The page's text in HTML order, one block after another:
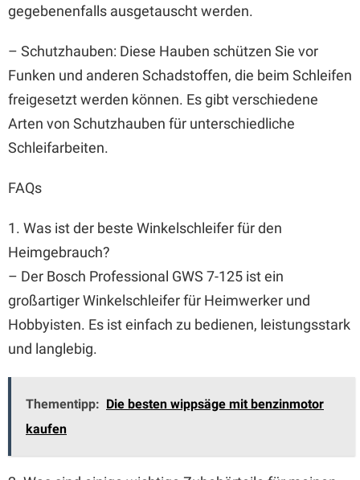
gegebenenfalls ausgetauscht werden.
– Schutzhauben: Diese Hauben schützen Sie vor
Funken und anderen Schadstoffen, die beim Schleifen
freigesetzt werden können. Es gibt verschiedene
Arten von Schutzhauben für unterschiedliche
Schleifarbeiten.
FAQs
1. Was ist der beste Winkelschleifer für den
Heimgebrauch?
– Der Bosch Professional GWS 7-125 ist ein
großartiger Winkelschleifer für Heimwerker und
Hobbyisten. Es ist einfach zu bedienen, leistungsstark
und langlebig.
Thementipp: Die besten wippsäge mit benzinmotor
kaufen